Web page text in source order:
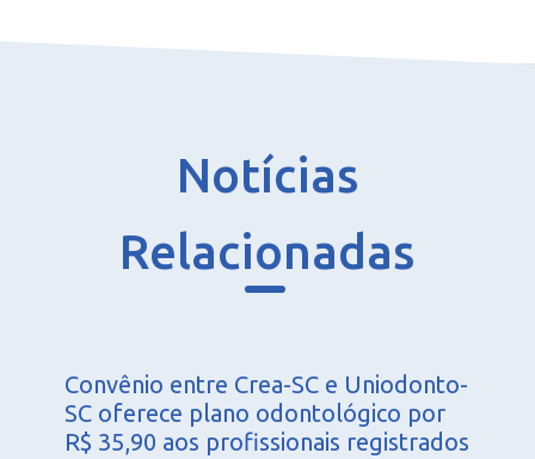
Notícias
Relacionadas
Convênio entre Crea-SC e Uniodonto-
SC oferece plano odontológico por
R$ 35,90 aos profissionais registrados